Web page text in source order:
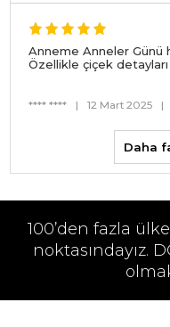
Anneme Anneler Günü
Özellikle çiçek
**** **** | 12 Mart 2025 |
Daha
100’den fazla
noktasındayız.